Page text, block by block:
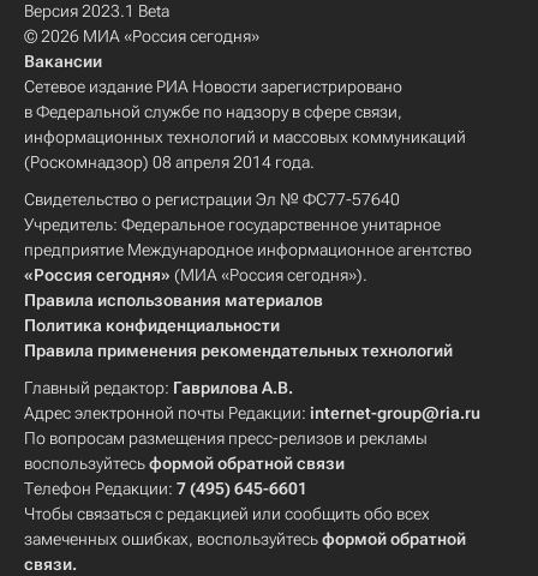
Версия 2023.1 Beta
© 2026 МИА «Россия сегодня»
Вакансии
Сетевое издание РИА Новости зарегистрировано
в Федеральной службе по надзору в сфере связи,
информационных технологий и массовых коммуникаций
(Роскомнадзор) 08 апреля 2014 года.
Свидетельство о регистрации Эл № ФС77-57640
Учредитель: Федеральное государственное унитарное
предприятие Международное информационное агентство
«Россия сегодня» (МИА «Россия сегодня»).
Правила использования материалов
Политика конфиденциальности
Правила применения рекомендательных технологий
Главный редактор: Гаврилова А.В.
Адрес электронной почты Редакции: internet-group@ria.ru
По вопросам размещения пресс-релизов и рекламы
воспользуйтесьформой обратной связи
Телефон Редакции: 7 (495) 645-6601
Чтобы связаться с редакцией или сообщить обо всех
замеченных ошибках, воспользуйтесьформой обратной
связи.